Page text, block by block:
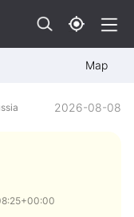
Map
2026-08-08